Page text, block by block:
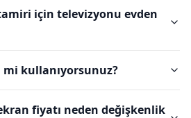
için televizyonu evden
kullanıyorsunuz?
fiyatı neden değişkenlik